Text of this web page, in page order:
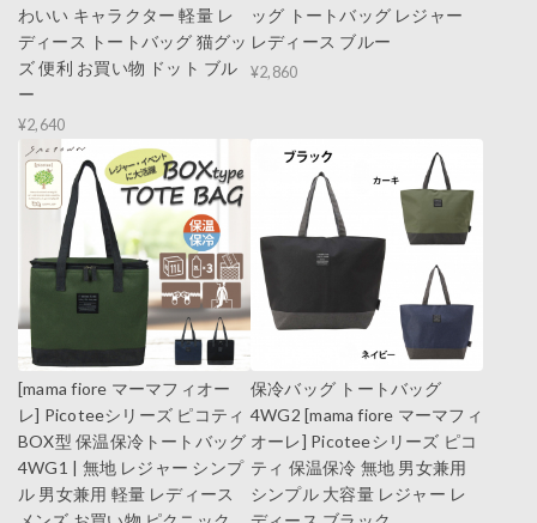
わいい キャラクター 軽量 レ
ディース トートバッグ 猫グッ
ズ 便利 お買い物 ドット ブル
ー
¥2,640
ッグ トートバッグ レジャー
レディース ブルー
¥2,860
[mama fiore マーマフィオー
レ] Picoteeシリーズ ピコティ
BOX型 保温保冷トートバッグ
4WG1 | 無地 レジャー シンプ
ル 男女兼用 軽量 レディース
保冷バッグ トートバッグ
4WG2 [mama fiore マーマフィ
オーレ] Picoteeシリーズ ピコ
ティ 保温保冷 無地 男女兼用
シンプル 大容量 レジャー レ